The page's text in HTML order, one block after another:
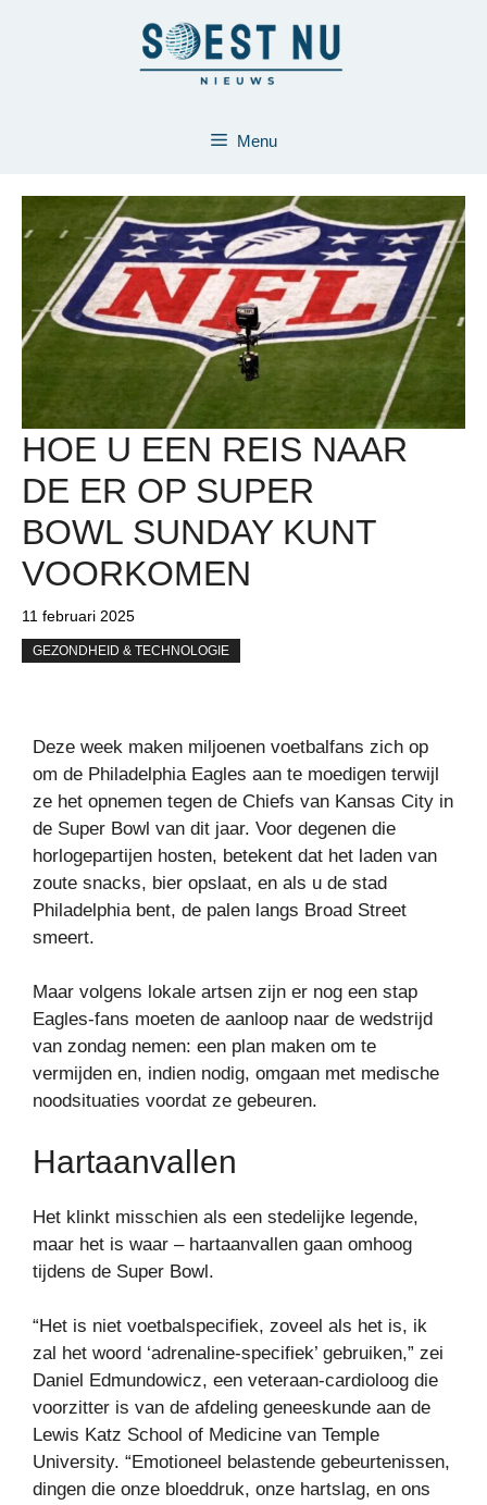
Menu
HOE U EEN REIS NAAR
DE ER OP SUPER
BOWL SUNDAY KUNT
VOORKOMEN
11 februari 2025
GEZONDHEID & TECHNOLOGIE
Deze week maken miljoenen voetbalfans zich op
om de Philadelphia Eagles aan te moedigen terwijl
ze het opnemen tegen de Chiefs van Kansas City in
de Super Bowl van dit jaar. Voor degenen die
horlogepartijen hosten, betekent dat het laden van
zoute snacks, bier opslaat, en als u de stad
Philadelphia bent, de palen langs Broad Street
smeert.
Maar volgens lokale artsen zijn er nog een stap
Eagles-fans moeten de aanloop naar de wedstrijd
van zondag nemen: een plan maken om te
vermijden en, indien nodig, omgaan met medische
noodsituaties voordat ze gebeuren.
Hartaanvallen
Het klinkt misschien als een stedelijke legende,
maar het is waar – hartaanvallen gaan omhoog
tijdens de Super Bowl.
“Het is niet voetbalspecifiek, zoveel als het is, ik
zal het woord ‘adrenaline-specifiek’ gebruiken,” zei
Daniel Edmundowicz, een veteraan-cardioloog die
voorzitter is van de afdeling geneeskunde aan de
Lewis Katz School of Medicine van Temple
University. “Emotioneel belastende gebeurtenissen,
dingen die onze bloeddruk, onze hartslag, en ons